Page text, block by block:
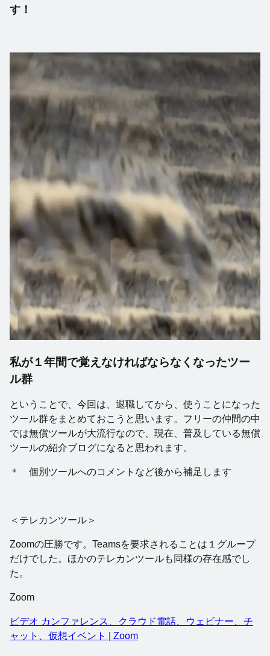
す！
私が１年間で覚えなければならなくなったツー
ル群
ということで、今回は、退職してから、使うことになった
ツール群をまとめておこうと思います。フリーの仲間の中
では無償ツールが大流行なので、現在、普及している無償
ツールの紹介ブログになると思われます。
＊ 個別ツールへのコメントなど後から補足します
＜テレカンツール＞
Zoomの圧勝です。Teamsを要求されることは１グループ
だけでした。ほかのテレカンツールも同様の存在感でし
た。
Zoom
ビデオ カンファレンス、クラウド電話、ウェビナー、チ
ャット、仮想イベント | Zoom